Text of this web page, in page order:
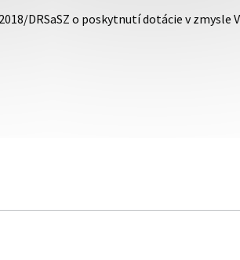
DRSaSZ o poskytnutí dotácie v zmysle